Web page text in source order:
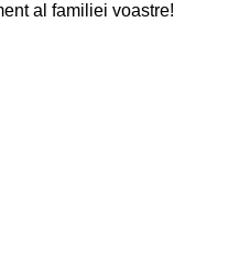
al familiei voastre!